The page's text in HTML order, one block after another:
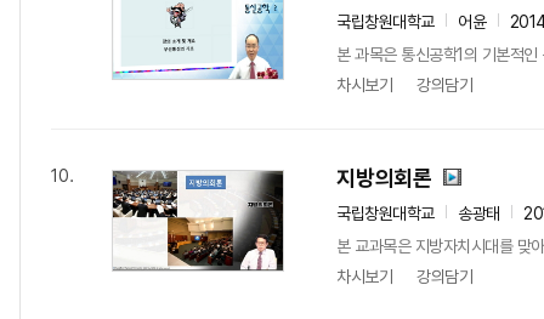
국립창원대학교 어윤
본 과목은 통신공학1의 기본적
차시보기
강의담기
10. 지방의회론
국립창원대학교 송광태
본 교과목은 지방자치시대를 맞
차시보기
강의담기